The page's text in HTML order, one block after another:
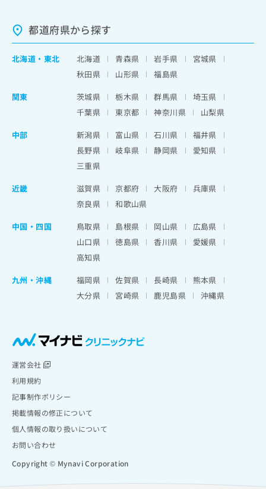
都道府県から探す
北海道 ・ 東北 北海道 青森県 岩手県
宮城県
秋田県
山形県
福島県
関東
茨城県 栃木県 群馬県
埼玉県
千葉県
東京都 神奈川県
山梨県
中部
新潟県 富山県 石川県
福井県
長野県
岐阜県 静岡県
愛知県
三重県
近畿
滋賀県 京都府 大阪府
兵庫県
奈良県
和歌山県
中国・四国
鳥取県 島根県 岡山県
広島県
山口県
徳島県 香川県
愛媛県
高知県
九州・沖縄
福岡県 佐賀県 長崎県
熊本県
大分県
宮崎県 鹿児島県 沖縄県
運営会社
利用規約
記事制作ポリシー
掲載情報の修正について
個人情報の取り扱いについて
お問い合わせ
Copyright © Mynavi Corporation